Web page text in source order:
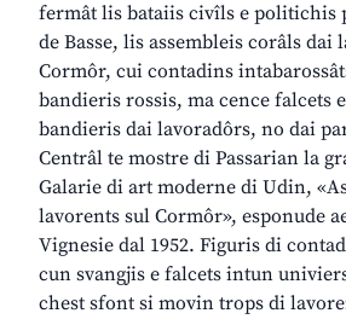
fermât lis bataiis civîls e politichis
de Basse, lis assembleis corâls dai
Cormôr, cui contadins
bandieris rossis, ma cence falcets
bandieris dai lavoradôrs, no dai
Centrâl te mostre di Passarian la
Galarie di art moderne di Udin,
lavorents sul Cormôr», esponude
Vignesie dal 1952. Figuris di
cun svangjis e falcets intun
chest sfont si movin trops di